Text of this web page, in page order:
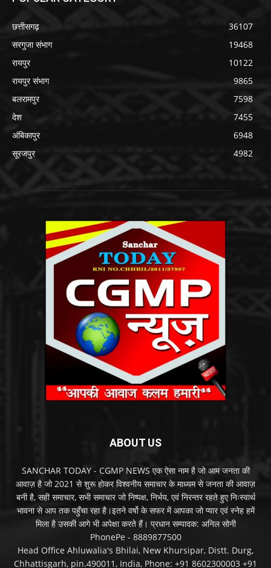
छत्तीसगढ़
36107
सरगुजा संभाग
19468
रायपुर
10122
रायपुर संभाग
9865
बलरामपुर
7598
देश
7455
अंबिकापुर
6948
सूरजपुर
4982
ABOUT US
SANCHAR TODAY - CGMP NEWS एक ऐसा नाम है जो आम जनता की
आवाज़ है जो 2021 से शुरू होकर विश्वनीय समाचार के माध्यम से जनता की आवाज़
बनी है, सही समाचार, सभी समाचार जो निष्पक्ष, निर्भय, एवं निरन्तर रहते हुए निःस्वार्थ
भावना से आप तक पहुँचा रहा है।इतने वर्षो के सफर में आपका जो प्यार एवं स्नेह हमें
मिला है उसकी आगे भी अपेक्षा करते हैं। प्रधान सम्पादक: अनिल सोनी
PhonePe - 8889877500
Head Office Ahluwalia's Bhilai, New Khursipar, Distt. Durg,
Chhattisgarh, pin.490011, India, Phone: +91 8602300003 +91